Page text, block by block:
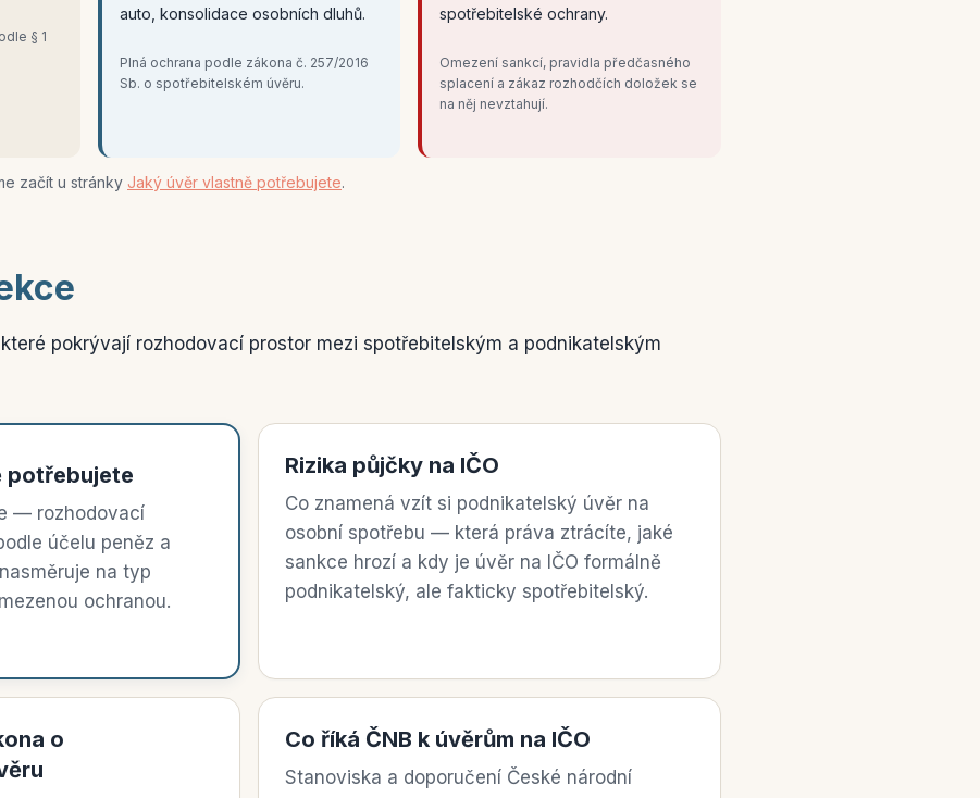
§ 1
auto, konsolidace osobních dluhů.
Plná ochrana podle zákona č. 257/2016
Sb. o spotřebitelském úvěru.
spotřebitelské ochrany.
Omezení sankcí, pravidla předčasného
splacení a zákaz rozhodčích doložek se
na něj nevztahují.
začít u stránky Jaký úvěr vlastně potřebujete.
pokrývají rozhodovací prostor mezi spotřebitelským a podnikatelským
potřebujete
— rozhodovací
účelu peněz a
na typ
ochranou.
Rizika půjčky na IČO
Co znamená vzít si podnikatelský úvěr na
osobní spotřebu — která práva ztrácíte, jaké
sankce hrozí a kdy je úvěr na IČO formálně
podnikatelský, ale fakticky spotřebitelský.
o
Co říká ČNB k úvěrům na IČO
Stanoviska a doporučení České národní